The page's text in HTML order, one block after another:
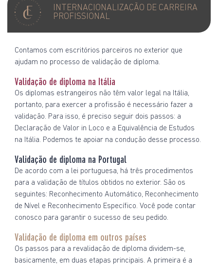
INTERNACIONALIZAÇÃO DE CARREIRA
PROFISSIONAL
Contamos com escritórios parceiros no exterior que
ajudam no processo de validação de diploma.
Validação de diploma na Itália
Os diplomas estrangeiros não têm valor legal na Itália,
portanto, para exercer a profissão é necessário fazer a
validação. Para isso, é preciso seguir dois passos: a
Declaração de Valor in Loco e a Equivalência de Estudos
na Itália. Podemos te apoiar na condução desse processo.
Validação de diploma na Portugal
De acordo com a lei portuguesa, há três procedimentos
para a validação de títulos obtidos no exterior. São os
seguintes: Reconhecimento Automático, Reconhecimento
de Nível e Reconhecimento Específico. Você pode contar
conosco para garantir o sucesso de seu pedido.
Validação de diploma em outros países
Os passos para a revalidação de diploma dividem-se,
basicamente, em duas etapas principais. A primeira é a